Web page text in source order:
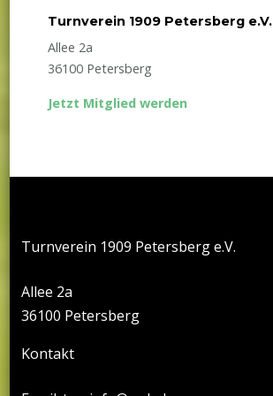
Turnverein 1909 Petersberg e.V.
Allee 2a
36100 Petersberg
Jetzt Mitglied werden
Turnverein 1909 Petersberg e.V.
Allee 2a
36100 Petersberg
Kontakt